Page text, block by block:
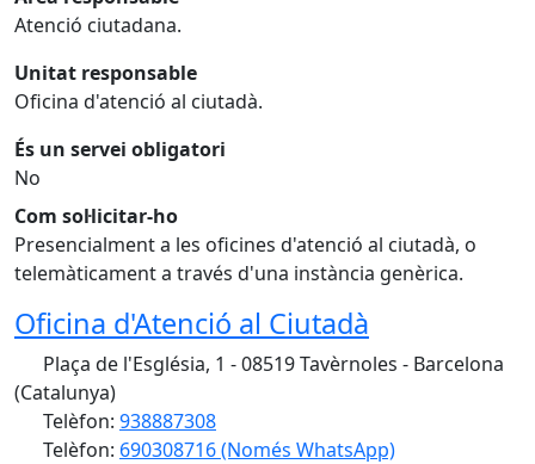
Atenció ciutadana.
Unitat responsable
Oficina d'atenció al ciutadà.
És un servei obligatori
No
Com sol·licitar-ho
Presencialment a les oficines d'atenció al ciutadà, o
telemàticament a través d'una instància genèrica.
Oficina d'Atenció al Ciutadà
Plaça de l'Església, 1 - 08519 Tavèrnoles - Barcelona
(Catalunya)
Telèfon: 938887308
Telèfon: 690308716 (Només WhatsApp)